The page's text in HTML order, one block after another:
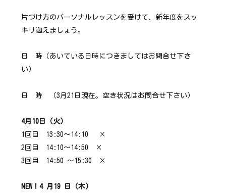
片づけ方のパーソナルレッスンを受けて、新年度をスッ
キリ迎えましょう。
日 時（あいている日時につきましてはお問合せ下さ
い）
日 時 （3月21日現在。空き状況はお問合せ下さい）
4月10日（火）
1回目 13:30～14:10 ×
2回目 14:10～14:50 ×
3回目 14:50 ～15:30 ×
NEW！4 月19
日（木）